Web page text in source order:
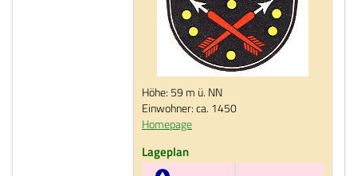
Höhe: 59 m ü. NN
Einwohner: ca. 1450
Homepage
Lageplan